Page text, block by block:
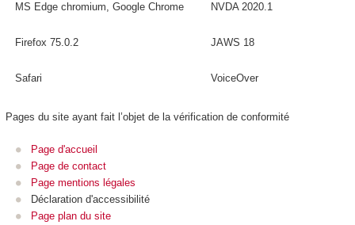
MS Edge chromium, Google Chrome NVDA 2020.1
Firefox 75.0.2 JAWS 18
Safari VoiceOver
Pages du site ayant fait l’objet de la vérification de conformité
Page d'accueil
Page de contact
Page mentions légales
Déclaration d'accessibilité
Page plan du site